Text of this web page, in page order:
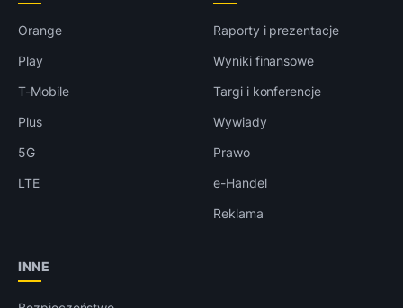
Orange
Play
T-Mobile
Plus
5G
LTE
Raporty i prezentacje
Wyniki finansowe
Targi i konferencje
Wywiady
Prawo
e-Handel
Reklama
INNE